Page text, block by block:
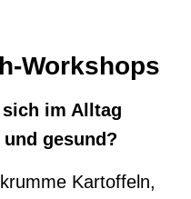
Workshops
im Alltag
gesund?
Kartoffeln,